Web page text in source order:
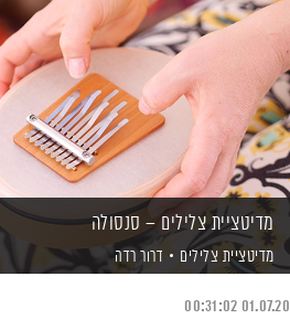
מדיטציית צלילים – סנסולה
מדיטציית צלילים דרור רדה
01.07.20
00:31:02